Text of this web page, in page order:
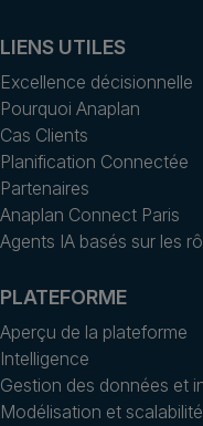
LIENS UTILES
Excellence décisionnelle
Pourquoi Anaplan
Cas Clients
Planification Connectée
Partenaires
Anaplan Connect Paris
Agents IA basés sur les
PLATEFORME
Aperçu de la plateforme
Intelligence
Gestion des données et
Modélisation et scalabilité